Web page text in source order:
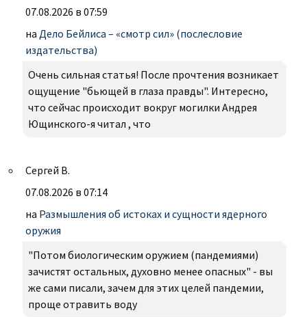
07.08.2026 в 07:59
на Дело Бейлиса – «смотр сил» (послесловие
издательства)
Очень сильная статья! После прочтения возникает
ощущение "бьющей в глаза правды". Интересно,
что сейчас происходит вокруг могилки Андрея
Ющинского-я читал , что
Сергей В.
07.08.2026 в 07:14
на Размышления об истоках и сущности ядерного
оружия
"Потом биологическим оружием (пандемиями)
зачистят остальных, духовно менее опасных" - вы
же сами писали, зачем для этих целей пандемии,
проще отравить воду